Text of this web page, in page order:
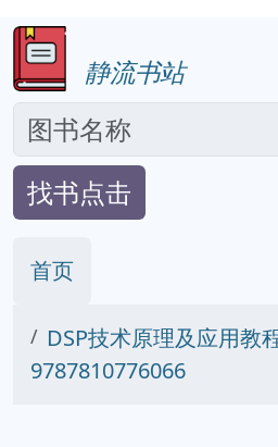
静流书站
找书点击
首页
DSP技术原理及应用教
9787810776066